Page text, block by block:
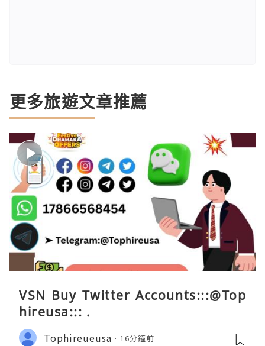
更多旅遊文章推薦
VSN Buy Twitter Accounts:::@Top
hireusa::: .
Tophireueusa 16分鐘前